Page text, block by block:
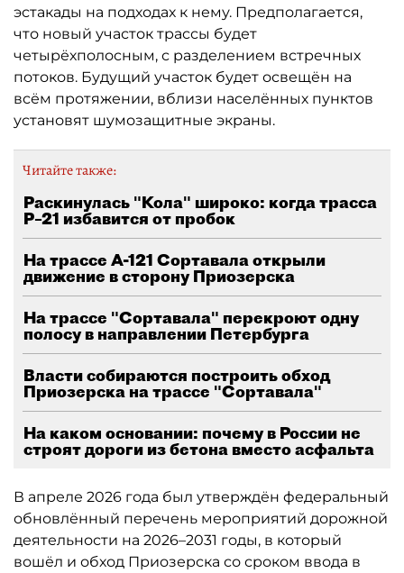
эстакады на подходах к нему. Предполагается,
что новый участок трассы будет
четырёхполосным, с разделением встречных
потоков. Будущий участок будет освещён на
всём протяжении, вблизи населённых пунктов
установят шумозащитные экраны.
Читайте также:
Раскинулась "Кола" широко: когда трасса
Р–21 избавится от пробок
На трассе А-121 Сортавала открыли
движение в сторону Приозерска
На трассе "Сортавала" перекроют одну
полосу в направлении Петербурга
Власти собираются построить обход
Приозерска на трассе "Сортавала"
На каком основании: почему в России не
строят дороги из бетона вместо асфальта
В апреле 2026 года был утверждён федеральный
обновлённый перечень мероприятий дорожной
деятельности на 2026–2031 годы, в который
вошёл и обход Приозерска со сроком ввода в